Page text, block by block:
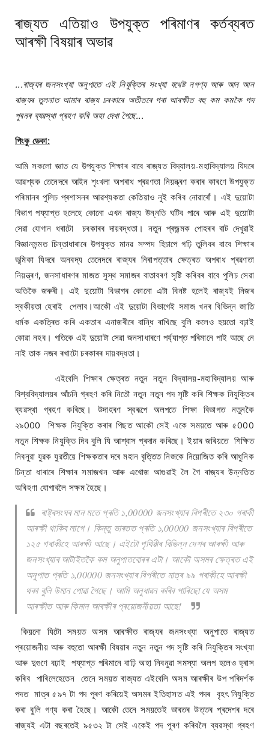
ৰাজ্যত এতিয়াও উপযুক্ত পৰিমাণৰ কৰ্তব্যৰত
আৰক্ষী বিষয়াৰ অভাৱ
...ৰাজ্যৰ জনসংখ্যা অনুপাতে এই নিযুক্তিৰ সংখ্যা যথেষ্ট নগণ্য আৰু আন আন
ৰাজ্যৰ তুলনাত আমাৰ ৰাজ্য চৰকাৰে অতীতৰে পৰা আৰক্ষীত বহু কম কমকৈ পদ
পুৰনৰ ব্যৱস্থা গ্ৰহণ কৰি অহা দেখা গৈছে...
পিংকু ডেকা:
আমি সকলো জ্ঞাত যে উপযুক্ত শিক্ষাৰ বাবে ৰাজ্যত বিদ্যালয়-মহাবিদ্যালয় যিদৰে
আৱশ্যক তেনেদৰে আইন শৃংখলা অপৰাধ প্ৰৱণতা নিয়ন্ত্ৰণ কৰাৰ কাৰণে উপযুক্ত
পৰিমানৰ পুলিচ প্ৰশাসনৰ আৱশ্যকতা কেতিয়াও নুই কৰিব নোৱাৰোঁ। এই দুয়োটা
বিভাগ পয্যাপ্ত হলেহে কোনো এখন ৰাজ্য উন্নতি ঘটিব পাৰে আৰু এই দুয়োটা
সেৱা যোগান ধৰাটো চৰকাৰৰ দায়বদ্ধতা। নতুন প্ৰজন্মক পোহৰৰ বাট দেখুৱাই
বিজ্ঞানসন্মত চিন্তাধাৰাৰে উপযুক্ত মানৱ সম্পদ হিচাপে গঢ়ি তুলিবৰ বাবে শিক্ষাৰ
ভূমিকা যিদৰে অনবদ্য তেনেদৰে ৰাজ্যৰ নিৰাপত্তাৰ ক্ষেত্ৰত অপৰাধ প্ৰৱণতা
নিয়ন্ত্ৰণ, জনসাধাৰণৰ মাজত সুস্থ সমাজৰ বাতাবৰণ সৃষ্টি কৰিবৰ বাবে পুলিচ সেৱা
অতিকৈ জৰুৰী। এই দুয়োটা বিভাগৰ কোনো এটা বিনষ্ট হলেই ৰাজ্যই নিজৰ
স্বকীয়তা হেৰাই পেলাব।আকৌ এই দুয়োটা বিভাগেই সমাজ খনৰ বিভিন্ন জাতি
ধৰ্মক একত্ৰিত কৰি একতাৰ এনাজৰীৰে বান্ধি ৰাখিছে বুলি কলেও হয়তো বঢ়াই
কোৱা নহব। গতিকে এই দুয়োটা সেৱা জনসাধাৰণে পৰ্য্যাপ্ত পৰিমানে পাই আছে নে
নাই তাক নজৰ ৰখাটো চৰকাৰৰ দায়বদ্ধতা।
এইবেলি শিক্ষাৰ ক্ষেত্ৰত নতুন নতুন বিদ্যালয়-মহাবিদ্যালয় আৰু
বিশ্ববিদ্যালয়ৰ আঁচনি গ্ৰহণ কৰি নিতৌ নতুন নতুন পদ সৃষ্টি কৰি শিক্ষক নিযুক্তিৰ
ব্যৱস্থা গ্ৰহণ কৰিছে। উদাহৰণ স্বৰূপে অলপতে শিক্ষা বিভাগত নতুনকৈ
২৯000 শিক্ষক নিযুক্তি কৰাৰ পিছত আকৌ সেই একে সময়তে আৰু ৫000
নতুন শিক্ষক নিযুক্তি দিব বুলি যি আশ্বাস প্ৰদান কৰিছে। ইয়াৰ জৰিয়তে শিক্ষিত
নিবনুৱা যুৱক যুৱতীয়ে শিক্ষকতাৰ দৰে মহান বৃত্তিত নিজকে নিয়োজিত কৰি আধুনিক
চিন্তা ধাৰাৰে শিক্ষাৰ সমাজখন আৰু এখোজ আগুৱাই লৈ গৈ ৰাজ্যৰ উন্নতিত
অৰিহণা যোগাবলৈ সক্ষম হৈছে।
ৰাষ্ট্ৰসংঘৰ মান মতে প্ৰতি ১,00000 জনসংখ্যাৰ বিপৰীতে ২৩০ গৰাকী
আৰক্ষী থাকিব লাগে। কিন্তু ভাৰতত প্ৰতি ১,00000 জনসংখ্যাৰ বিপৰীতে
১২৫ গৰাকীহে আৰক্ষী আছে। এইটো পৃথিৱীৰ বিভিন্ন দেশৰ আৰক্ষী আৰু
জনসংখ্যাৰ আটাইতকৈ কম অনুপাতবোৰৰ এটা। আকৌ অসমৰ ক্ষেত্ৰত এই
অনুপাত প্ৰতি ১,00000 জনসংখ্যাৰ বিপৰীতে মাত্ৰ ৯৯ গৰাকীহে আৰক্ষী
থকা বুলি উমান পোৱা গৈছে। আমি অনুধাৱন কৰিব পাৰিছো যে অসম
আৰক্ষীত আৰু কিমান আৰক্ষীৰ প্ৰয়োজনীয়তা আছে!
কিয়নো যিটো সময়ত অসম আৰক্ষীত ৰাজ্যৰ জনসংখ্যা অনুপাতে ৰাজ্যত
প্ৰয়োজনীয় আৰু বহুতো আৰক্ষী বিষয়াৰ নতুন নতুন পদ সৃষ্টি কৰি নিযুক্তিৰ সংখ্যা
আৰু দুগুণে বঢ়াই পয্যাপ্ত পৰিমানে বাঢ়ি অহা নিবনুৱা সমস্যা অলপ হলেও হ্ৰাস
কৰিব পাৰিলেহেতেন তেনে সময়ত ৰাজ্যত এইবেলি অসম আৰক্ষীৰ উপ পৰিদৰ্শক
পদত মাত্ৰ ৫৯৭ টা পদ পূৰণ কৰিয়েই অসমৰ ইতিহাসত এই পদৰ বৃহৎ নিযুক্তি
কৰা বুলি গণ্য কৰা হৈছে। আকৌ তেনে সময়তেই ভাৰতৰ উত্তৰ প্ৰদেশৰ দৰে
ৰাজ্যই এটা বছৰতেই ৯৫৩২ টা সেই একেই পদ পূৰণ কৰিবলৈ ব্যৱস্থা গ্ৰহণ